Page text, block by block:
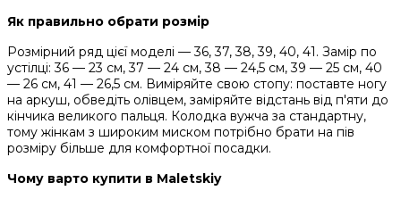
Як правильно обрати розмір
Розмірний ряд цієї моделі — 36, 37, 38, 39, 40, 41. Замір по
устілці: 36 — 23 см, 37 — 24 см, 38 — 24,5 см, 39 — 25 см, 40
— 26 см, 41 — 26,5 см. Виміряйте свою стопу: поставте ногу
на аркуш, обведіть олівцем, заміряйте відстань від п'яти до
кінчика великого пальця. Колодка вужча за стандартну,
тому жінкам з широким миском потрібно брати на пів
розміру більше для комфортної посадки.
Чому варто купити в Maletskiy